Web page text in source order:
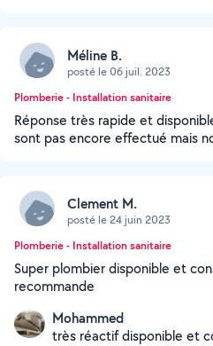
Méline B.
posté le 06 juil. 2023
Plomberie - Installation sanitaire
Réponse très rapide et
sont pas encore effectué mais
Clement M.
posté le 24 juin 2023
Plomberie - Installation sanitaire
Super plombier disponible et
recommande
Mohammed
très réactif disponible et